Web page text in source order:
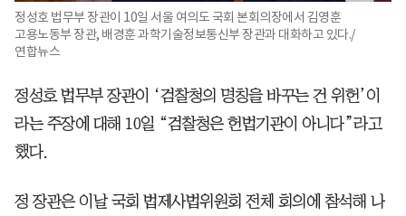
정성호 법무부 장관이 10일 서울 여의도 국회 본회의장에서 김영훈
고용노동부 장관, 배경훈 과학기술정보통신부 장관과 대화하고 있다./
연합뉴스
정성호 법무부 장관이 ‘검찰청의 명칭을 바꾸는 건 위헌’이
라는 주장에 대해 10일 “검찰청은 헌법기관이 아니다”라고
했다.
정 장관은 이날 국회 법제사법위원회 전체 회의에 참석해 나